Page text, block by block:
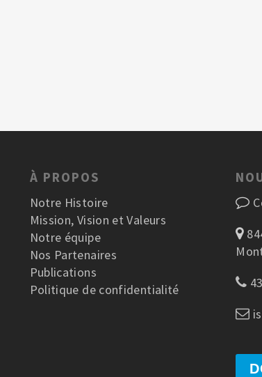
À PROPOS
Notre Histoire
Mission, Vision et Valeurs
Notre équipe
Nos Partenaires
Publications
Politique de confidentialité